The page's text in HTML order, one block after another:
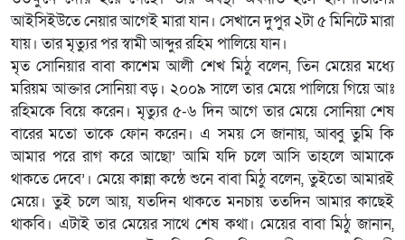
আইসিইউতে নেয়ার আগেই মারা যান। সেখানে দুপুর ২টা ৫ মিনিটে মারা
যায়। তার মৃত্যুর পর স্বামী আব্দুর রহিম পালিয়ে যান।
মৃত সোনিয়ার বাবা কাশেম আলী শেখ মিঠু বলেন, তিন মেয়ের মধ্যে
মরিয়ম আক্তার সোনিয়া বড়। ২০০৯ সালে তার মেয়ে পালিয়ে গিয়ে আঃ
রহিমকে বিয়ে করেন। মৃত্যুর ৫-৬ দিন আগে তার মেয়ে সোনিয়া শেষ
বারের মতো তাকে ফোন করেন। এ সময় সে জানায়, আব্বু তুমি কি
আমার পরে রাগ করে আছো’ আমি যদি চলে আসি তাহলে আমাকে
থাকতে দেবে’। মেয়ে কান্না কন্ঠে শুনে বাবা মিঠু বলেন, তুইতো আমারই
মেয়ে। তুই চলে আয়, যতদিন থাকতে মনচায় ততদিন আমার কাছেই
থাকবি। এটাই তার মেয়ের সাথে শেষ কথা। মেয়ের বাবা মিঠু জানান,